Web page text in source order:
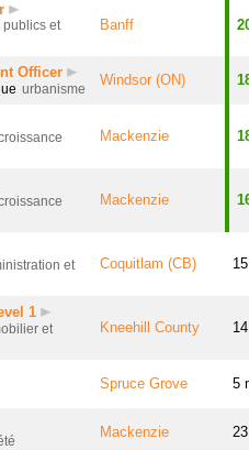
publics et
Banff
Officer
urbanisme
Windsor (ON)
Mackenzie
Mackenzie
et
Coquitlam (CB)
1
et
Kneehill County
Spruce Grove 5
Mackenzie